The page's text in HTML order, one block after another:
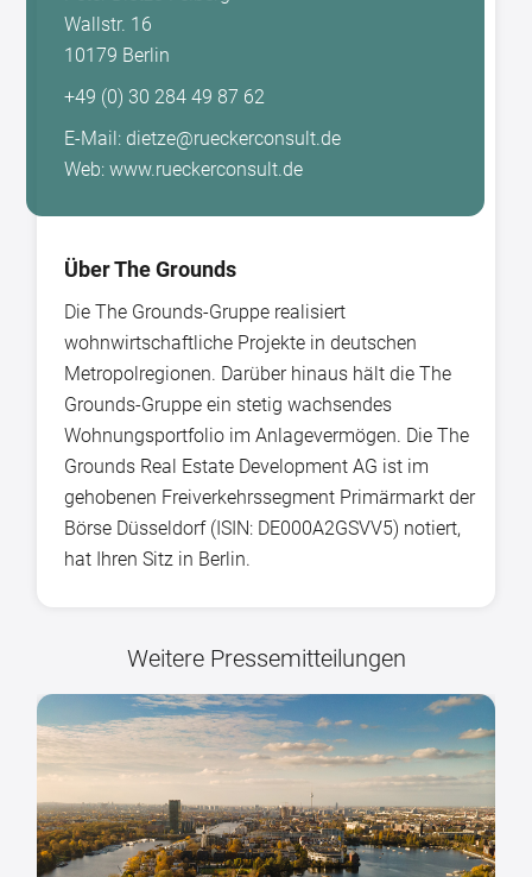
Wallstr. 16
10179 Berlin
+49 (0) 30 284 49 87 62
E-Mail: dietze@rueckerconsult.de
Web: www.rueckerconsult.de
Über The Grounds
Die The Grounds-Gruppe realisiert
wohnwirtschaftliche Projekte in deutschen
Metropolregionen. Darüber hinaus hält die The
Grounds-Gruppe ein stetig wachsendes
Wohnungsportfolio im Anlagevermögen. Die The
Grounds Real Estate Development AG ist im
gehobenen Freiverkehrssegment Primärmarkt der
Börse Düsseldorf (ISIN: DE000A2GSVV5) notiert,
hat Ihren Sitz in Berlin.
Weitere Pressemitteilungen